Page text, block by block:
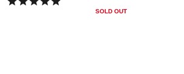
SOLD OUT